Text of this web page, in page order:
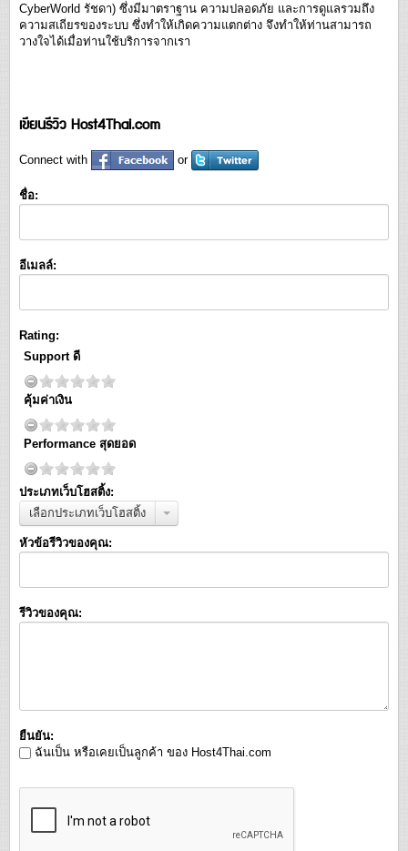
CyberWorld รัชดา) ซึ่งมีมาตราฐาน ความปลอดภัย และการดูแลรวมถึง
ความสเถียรของระบบ ซึ่งทำให้เกิดความแตกต่าง จึงทำให้ท่านสามารถ
วางใจได้เมื่อท่านใช้บริการจากเรา
เขียนรีวิว Host4Thai.com
Connect with or
ชื่อ:
อีเมลล์:
Rating:
Support ดี
คุ้มค่าเงิน
Performance สุดยอด
ประเภทเว็บโฮสติ้ง:
เลือกประเภทเว็บโฮสติ้ง
หัวข้อรีวิวของคุณ:
รีวิวของคุณ:
ยืนยัน:
ฉันเป็น หรือเคยเป็นลูกค้า ของ Host4Thai.com